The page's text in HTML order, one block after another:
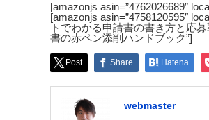
[amazonjs asin=”4762026689″
[amazonjs asin=”4758120595″
トでわかる申請書の書き方と応募
書の赤ペン添削ハンドブック”]
Post Share Hatena
webmaster